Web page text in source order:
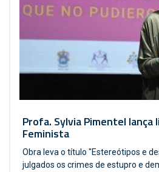
Profa. Sylvia Pimentel
Feminista
Obra leva o título "Estereótipos e
julgados os crimes de estupro e